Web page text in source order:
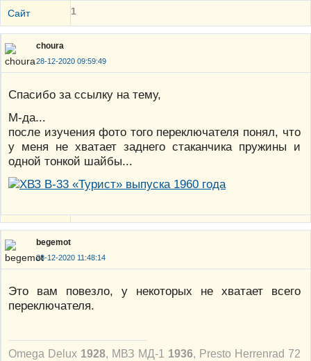
Сайт 1
choura
28-12-2020 09:59:49
Спасибо за ссылку на тему,
М-да...
после изучения фото того переключателя понял, что
у меня не хватает заднего стаканчика пружины и
одной тонкой шайбы...
begemot
28-12-2020 11:48:14
Это вам повезло, у некоторых не хватает всего
переключателя.
Omega Delux 1928, МВЗ МД-1 1936, Presto Herrenrad 72